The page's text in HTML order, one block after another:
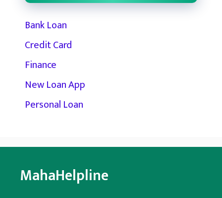
Bank Loan
Credit Card
Finance
New Loan App
Personal Loan
MahaHelpline